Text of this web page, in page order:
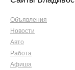
Объявления
Новости
Авто
Работа
Афиша